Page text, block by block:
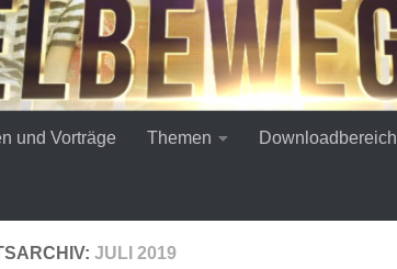
und Vorträge Themen Downloadbereich
JULI 2019